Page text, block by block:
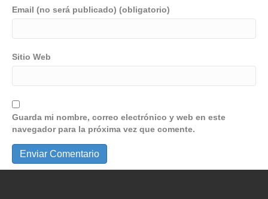
Email (no será publicado) (obligatorio)
Sitio Web
Guarda mi nombre, correo electrónico y web en este
navegador para la próxima vez que comente.